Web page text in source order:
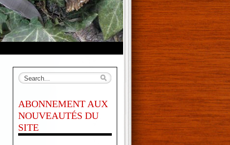
ABONNEMENT AUX
NOUVEAUTÉS DU
SITE